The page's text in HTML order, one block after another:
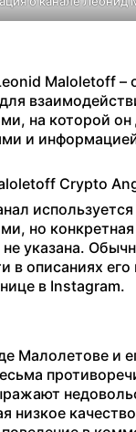
Maloletoff –
на которой
и
Crypto
но
не указана.
в описаниях его
в Instagram.
Малолетове и
низкое